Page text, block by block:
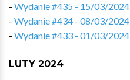
- Wydanie #435 - 15/03/2024
- Wydanie #434 - 08/03/2024
- Wydanie #433 - 01/03/2024
LUTY 2024